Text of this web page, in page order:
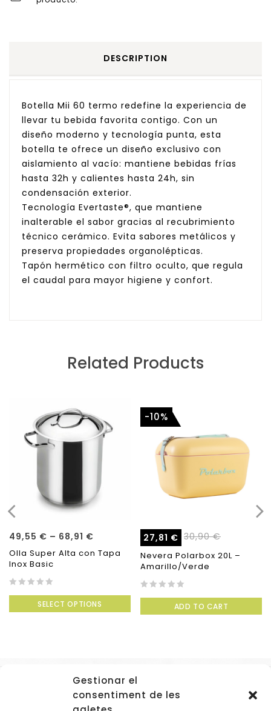
Gestionar el
consentiment de les
DESCRIPTION
Botella Mii 60 termo redefine la experiencia de
llevar tu bebida favorita contigo. Con un
diseño moderno y tecnología punta, esta
botella te ofrece un diseño exclusivo con
aislamiento al vacío: mantiene bebidas frías
hasta 32h y calientes hasta 24h, sin
condensación exterior.
Tecnología Evertaste®, que mantiene
inalterable el sabor gracias al recubrimiento
técnico cerámico. Evita sabores metálicos y
preserva propiedades organolépticas.
Tapón hermético con filtro oculto, que regula
el caudal para mayor higiene y confort.
Related Products
49,55 € – 68,91 €
Olla Super Alta con Tapa
Inox Basic
of
SELECT OPTIONS
-10%
30,90€
27,81 €
Nevera Polarbox 20L –
Amarillo/Verde
of
ADD TO CART